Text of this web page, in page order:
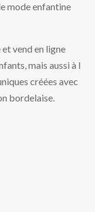
mode enfantine
vend en ligne
mais aussi à l
créées avec
bordelaise.